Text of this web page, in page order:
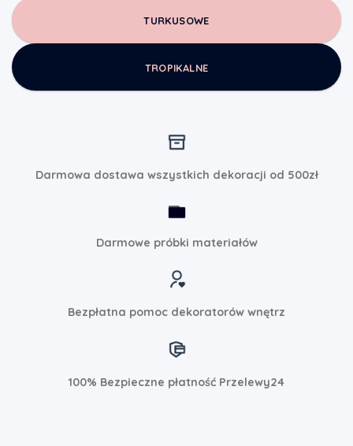
TURKUSOWE
TROPIKALNE
Darmowa dostawa wszystkich dekoracji od 500zł
Darmowe próbki materiałów
Bezpłatna pomoc dekoratorów wnętrz
100% Bezpieczne płatność Przelewy24